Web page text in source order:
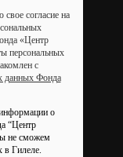
согласие на
«Центр
персональных
с
данных Фонда
о
“Центр
не сможем
в Гилеле.